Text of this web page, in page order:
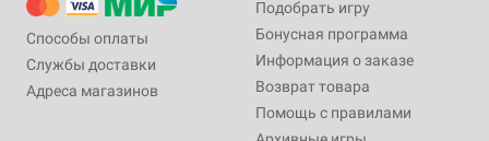
Способы оплаты
Службы доставки
Адреса магазинов
Подобрать игру
Бонусная программа
Информация о заказе
Возврат товара
Помощь с правилами